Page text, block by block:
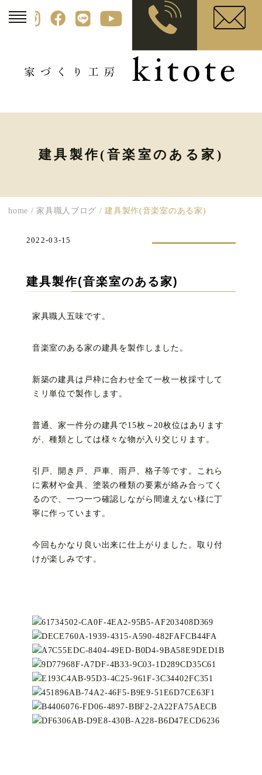
建具製作(音楽室のある家)
home /家具職人ブログ /建具製作(音楽室のある家)
建具製作(音楽室のある家)
2022-03-15
家具職人五味です。
音楽室のある家の建具を製作しました。
新築の建具は戸枠に合わせ全て一枚一枚採寸して
ミリ単位で製作します。
普通、家一件分の建具で15枚～20枚位はあります
が、種類としては様々な物が入り交じります。
引戸、開き戸、戸車、雨戸、格子等です。これら
に素材や金具、塗装の種類の要素が絡み合ってく
るので、一つ一つ確認しながら間違えない様に丁
寧に作っています。
今回もかなり良い出来に仕上がりました。取り付
けが楽しみです。